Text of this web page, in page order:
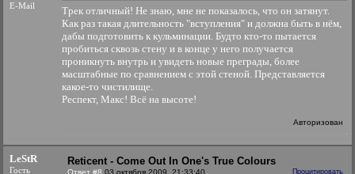
E-Mail
Трек отличный! Не знаю, мне не показалось, что он затянут.
Как раз такая длительность "вступления" и должна быть в нём,
дабы подготовить к кульминации. Будто кто-то пытается
пробиться сквозь стену и в конце у него получается
проникнуть внутрь и увидеть новые преграды, более
масштабные по сравнением с этой стеной. Представляется
какое-то чистилище.
Респект, Макс! Всё на высоте!
Авторизован
LeStR
Гость
Reticent - Come Out In One's True Colours
Ответ #8 03 октября 2009, 21:33:40 Процитировать